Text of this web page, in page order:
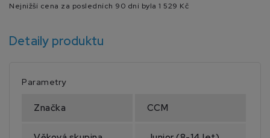
Nejnižší cena za posledních 90 dní byla 1 529 Kč
Detaily produktu
Parametry
Značka CCM